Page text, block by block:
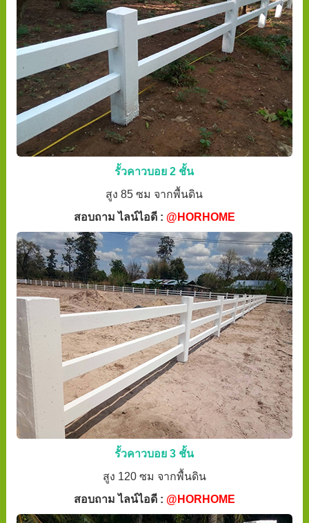
รั้วคาวบอย 2 ชั้น
สูง 85 ซม จากพื้นดิน
สอบถาม ไลน์ไอดี : @HORHOME
รั้วคาวบอย 3 ชั้น
สูง 120 ซม จากพื้นดิน
สอบถาม ไลน์ไอดี : @HORHOME